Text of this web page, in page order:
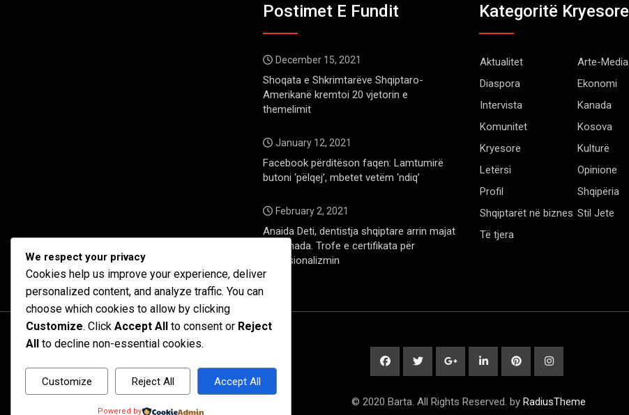
Postimet E Fundit
December 15, 2021
Shoqata e Shkrimtarëve Shqiptaro-
Amerikanë kremtoi 20 vjetorin e
themelimit
January 12, 2021
Facebook përditëson faqen: Lamtumirë
butoni ‘pëlqej’, mbetet vetëm ‘ndiq’
February 2, 2021
Anaida Deti, dentistja shqiptare arrin majat
në Kanada. Trofe e certifikata për
profesionalizmin
Kategoritë Kryesore
Aktualitet
Arte-Media
Diaspora
Ekonomi
Intervista
Kanada
Komunitet
Kosova
Kryesore
Kulturë
Letërsi
Opinione
Profil
Shqipëria
Shqiptarët në biznes Stil Jete
Të tjera
© 2020 Barta. All Rights Reserved. by RadiusTheme
We respect your privacy
Cookies help us improve your experience, deliver
personalized content, and analyze traffic. You can
choose which cookies to allow by clicking
Customize. Click Accept All to consent or Reject
All
to decline non-essential cookies.
Customize Reject All Accept All
Powered by